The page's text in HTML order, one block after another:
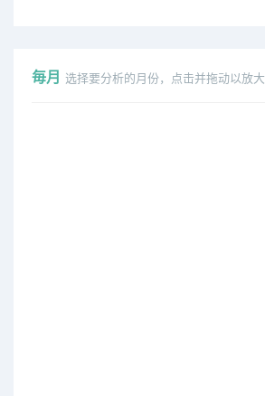
毎月 选择要分析的月份，点击并拖动以放大